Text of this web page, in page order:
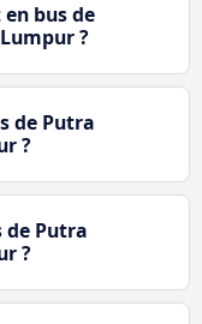
bus de
?
de Putra
?
de Putra
?